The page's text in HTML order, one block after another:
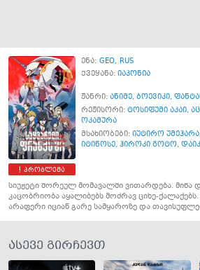
პრობლემა
ენა: GEO RUS
ქვეყანა: იაპონია
ჟანრი: ანიმე, ბოევიკი,
რეჟისორი: ტოსიფუმი აკაი,
ოკამურა
მსახიობები: იუტირო უმეჰარა
იტინოსე, ჰიროკი გოტო,
სიუჟეტი შორეულ მომავალში ვითარდება. მიწა
კაცობრიობა აყალიბებს მოძრავ ციხე-ქალაქებს.
არაფერი იციან გარე სამყაროზე და
ასევე გირჩევთ